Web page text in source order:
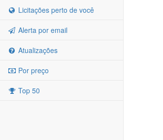
Licitações perto de você
Alerta por email
Atualizações
Por preço
Top 50